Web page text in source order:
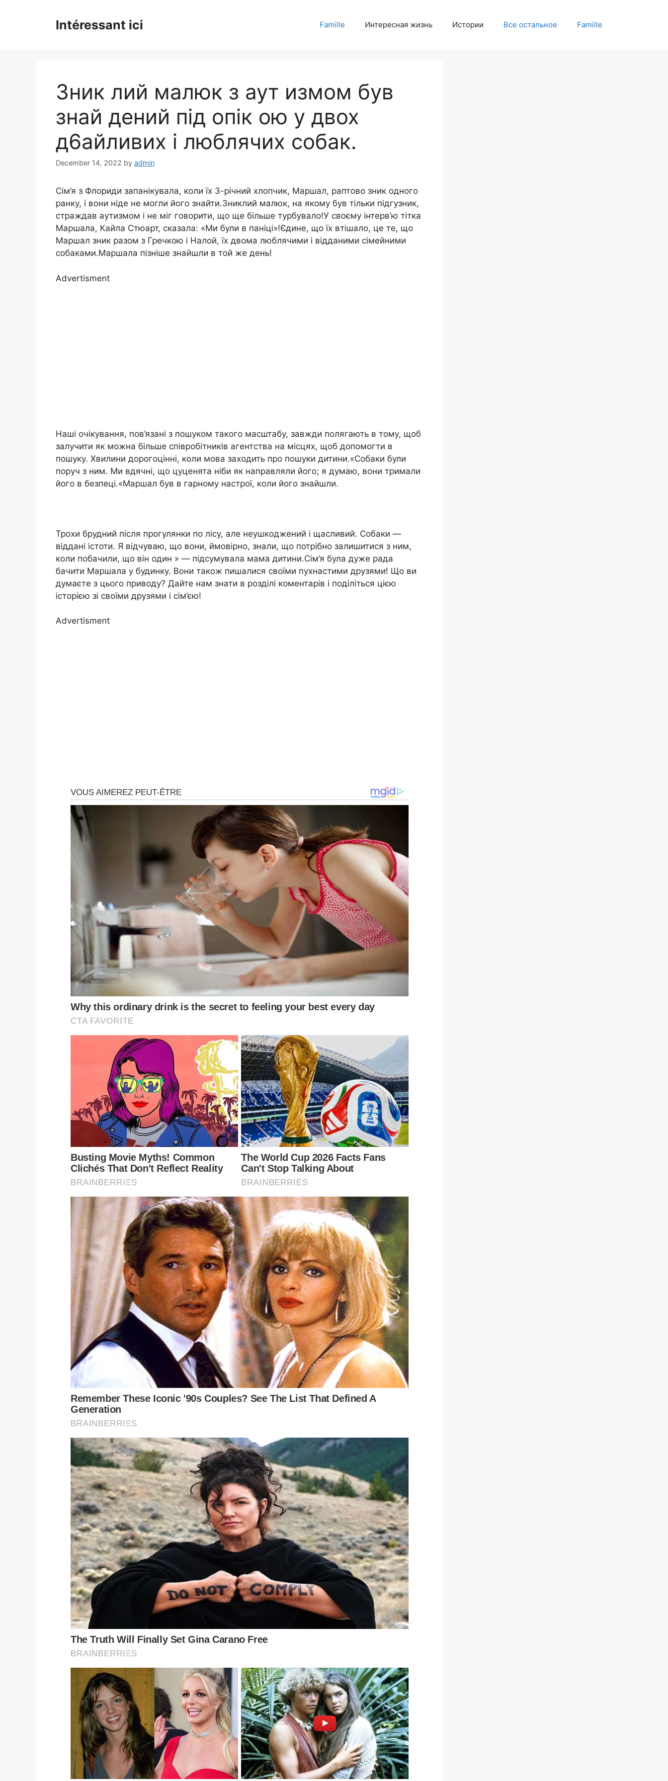
Intéressant ici Famille Интересная жизнь Истории Все остальное Famille
3ник лий малюк з аут измом був
знай дений під опік ою у двох
д6айливих і люблячих собак.
December 14, 2022 by admin
Сім’я з Флориди запанікувала, коли їх 3-річний хлопчик, Маршал, раптово зник одного
ранку, і вони ніде не могли його знайти.Зниклий малюк, на якому був тільки підгузник,
страждав аутизмом і не міг говорити, що ще більше турбувало!У своєму інтерв’ю тітка
Маршала, Кайла Стюарт, сказала: «Ми були в паніці»!Єдине, що їх втішало, це те, що
Маршал зник разом з Гречкою і Налой, їх двома люблячими і відданими сімейними
собаками.Маршала пізніше знайшли в той же день!
Advertisment
Наші очікування, пов’язані з пошуком такого масштабу, завжди полягають в тому, щоб
залучити як можна більше співробітників агентства на місцях, щоб допомогти в
пошуку. Хвилини дорогоцінні, коли мова заходить про пошуки дитини.«Собаки були
поруч з ним. Ми вдячні, що цуценята ніби як направляли його; я думаю, вони тримали
його в безпеці.«Маршал був в гарному настрої, коли його знайшли.
Трохи брудний після прогулянки по лісу, але неушкоджений і щасливий. Собаки —
віддані істоти. Я відчуваю, що вони, ймовірно, знали, що потрібно залишитися з ним,
коли побачили, що він один » — підсумувала мама дитини.Сім’я була дуже рада
бачити Маршала у будинку. Вони також пишалися своїми пухнастими друзями! Що ви
думаєте з цього приводу? Дайте нам знати в розділі коментарів і поділіться цією
історією зі своїми друзями і сім’єю!
Advertisment